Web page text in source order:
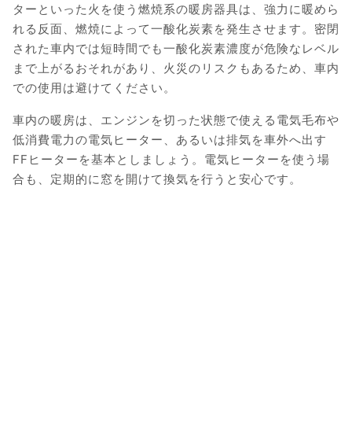
ターといった火を使う燃焼系の暖房器具は、強力に暖めら
れる反面、燃焼によって一酸化炭素を発生させます。密閉
された車内では短時間でも一酸化炭素濃度が危険なレベル
まで上がるおそれがあり、火災のリスクもあるため、車内
での使用は避けてください。
車内の暖房は、エンジンを切った状態で使える電気毛布や
低消費電力の電気ヒーター、あるいは排気を車外へ出す
FFヒーターを基本としましょう。電気ヒーターを使う場
合も、定期的に窓を開けて換気を行うと安心です。